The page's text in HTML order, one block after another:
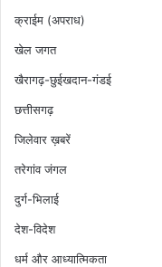
क्राईम (अपराध)
खेल जगत
खैरागढ़-छुईखदान-गंडई
छत्तीसगढ़
जिलेवार ख़बरें
तरेगांव जंगल
दुर्ग-भिलाई
देश-विदेश
धर्म और आध्यात्मिकता